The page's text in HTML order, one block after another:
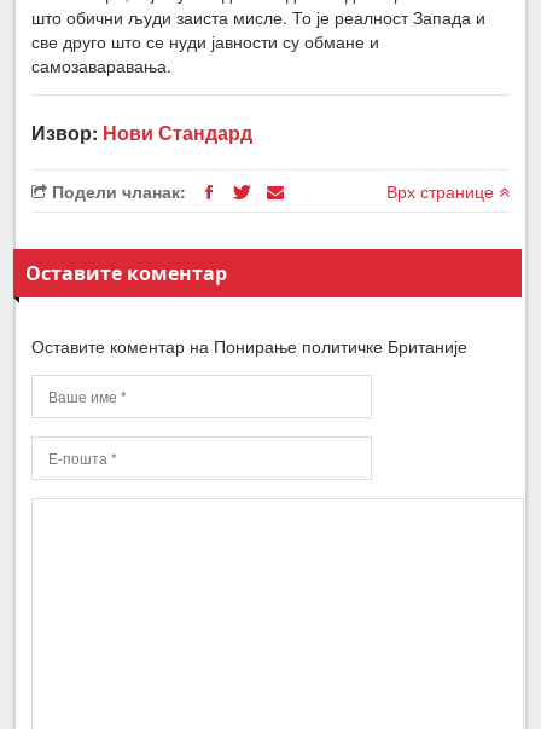
што обични људи заиста мисле. То је реалност Запада и
све друго што се нуди јавности су обмане и
самозаваравања.
Извор: Нови Стандард
Подели чланак: Врх странице
Оставите коментар
Оставите коментар на Понирање политичке Британије